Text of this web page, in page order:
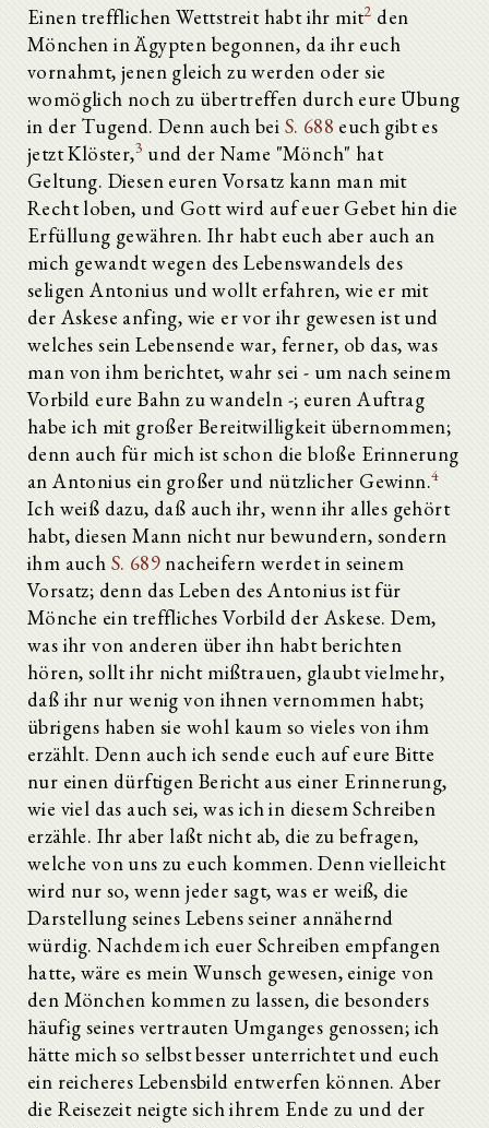
Einen trefflichen Wettstreit habt ihr mit2 den
Mönchen in Ägypten begonnen, da ihr euch
vornahmt, jenen gleich zu werden oder sie
womöglich noch zu übertreffen durch eure Übung
in der Tugend. Denn auch bei S. 688 euch gibt es
jetzt Klöster,3 und der Name "Mönch" hat
Geltung. Diesen euren Vorsatz kann man mit
Recht loben, und Gott wird auf euer Gebet hin die
Erfüllung gewähren. Ihr habt euch aber auch an
mich gewandt wegen des Lebenswandels des
seligen Antonius und wollt erfahren, wie er mit
der Askese anfing, wie er vor ihr gewesen ist und
welches sein Lebensende war, ferner, ob das, was
man von ihm berichtet, wahr sei - um nach seinem
Vorbild eure Bahn zu wandeln -; euren Auftrag
habe ich mit großer Bereitwilligkeit übernommen;
denn auch für mich ist schon die bloße Erinnerung
an Antonius ein großer und nützlicher Gewinn.4
Ich weiß dazu, daß auch ihr, wenn ihr alles gehört
habt, diesen Mann nicht nur bewundern, sondern
ihm auch S. 689 nacheifern werdet in seinem
Vorsatz; denn das Leben des Antonius ist für
Mönche ein treffliches Vorbild der Askese. Dem,
was ihr von anderen über ihn habt berichten
hören, sollt ihr nicht mißtrauen, glaubt vielmehr,
daß ihr nur wenig von ihnen vernommen habt;
übrigens haben sie wohl kaum so vieles von ihm
erzählt. Denn auch ich sende euch auf eure Bitte
nur einen dürftigen Bericht aus einer Erinnerung,
wie viel das auch sei, was ich in diesem Schreiben
erzähle. Ihr aber laßt nicht ab, die zu befragen,
welche von uns zu euch kommen. Denn vielleicht
wird nur so, wenn jeder sagt, was er weiß, die
Darstellung seines Lebens seiner annähernd
würdig. Nachdem ich euer Schreiben empfangen
hatte, wäre es mein Wunsch gewesen, einige von
den Mönchen kommen zu lassen, die besonders
häufig seines vertrauten Umganges genossen; ich
hätte mich so selbst besser unterrichtet und euch
ein reicheres Lebensbild entwerfen können. Aber
die Reisezeit neigte sich ihrem Ende zu und der